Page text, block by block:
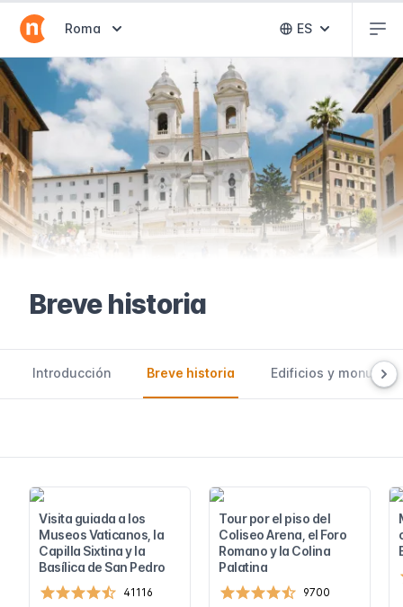
Abrir selector de destinos
Roma Abrir selector
ES
Breve historia
Introducción Breve historia Edificios y
Visita guiada a los
Museos Vaticanos, la
Capilla Sixtina y la
Basílica de San Pedro
41116
Tour por el piso del
Coliseo Arena, el Foro
Romano y la Colina
Palatina
9700